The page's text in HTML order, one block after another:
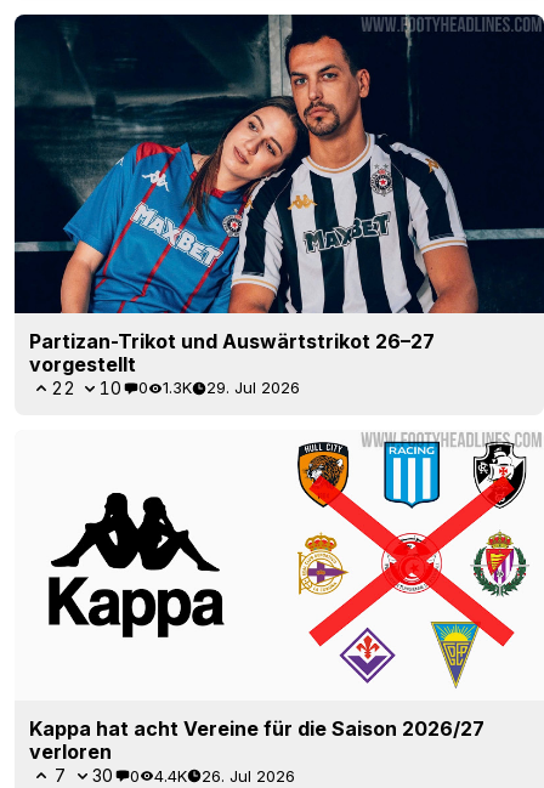
Partizan-Trikot und Auswärtstrikot 26–27
vorgestellt
22 10 0 1.3K 29. Jul 2026
Kappa hat acht Vereine für die Saison 2026/27
verloren
7 30 0 4.4K 26. Jul 2026